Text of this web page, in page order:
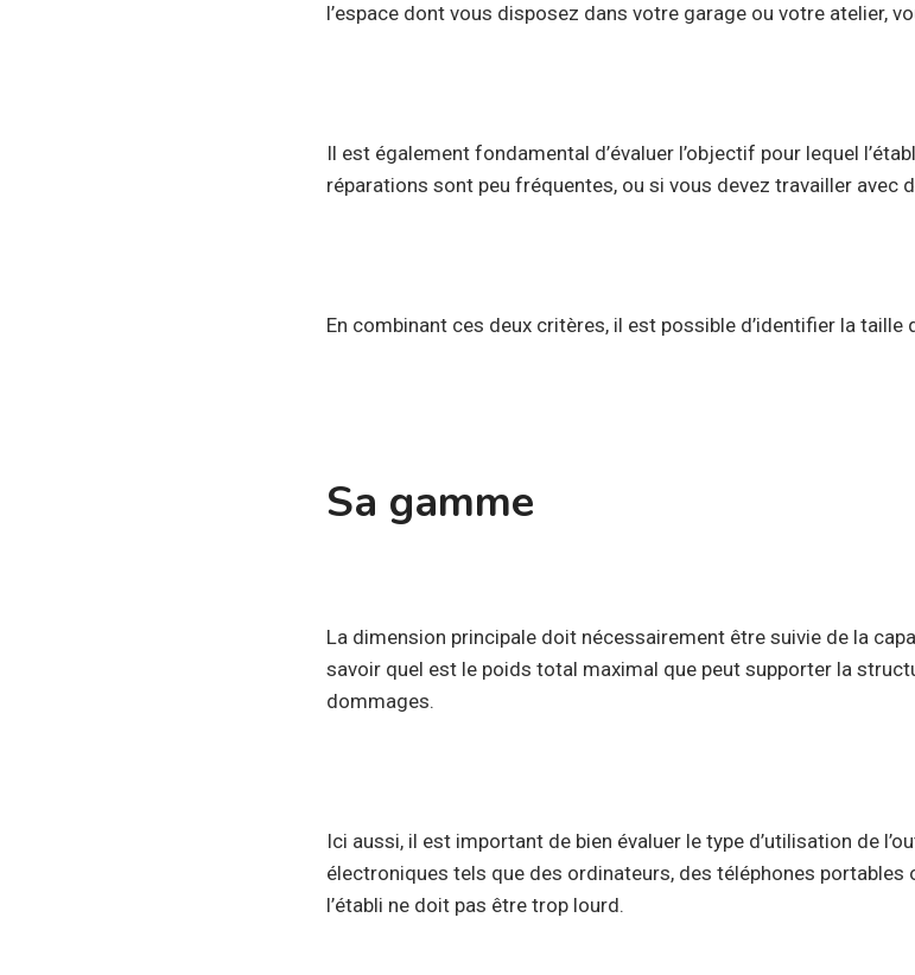
l’espace dont vous disposez dans votre garage ou votre atelier,
Il est également fondamental d’évaluer l’objectif pour lequel
réparations sont peu fréquentes, ou si vous devez travailler avec
En combinant ces deux critères, il est possible d’identifier la taille
Sa gamme
La dimension principale doit nécessairement être suivie de la
savoir quel est le poids total maximal que peut supporter la
dommages.
Ici aussi, il est important de bien évaluer le type d’utilisation de
électroniques tels que des ordinateurs, des téléphones portables
l’établi ne doit pas être trop lourd.